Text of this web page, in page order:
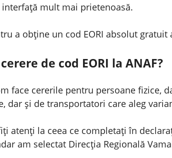
mult mai prietenoasă.
a obține un cod EORI absolut
de cod EORI la ANAF?
face cererile pentru persoane fizice,
dar și de transportatori care aleg
atenți la ceea ce completați în
am selectat Direcția Regională